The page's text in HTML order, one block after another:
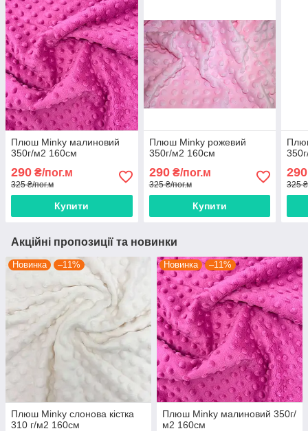
Плюш Minky малиновий
350г/м2 160см
290 ₴/пог.м
325 ₴/пог.м
Купити
Плюш Minky рожевий
350г/м2 160см
290₴/пог.м
325 ₴/пог.м
Купити
290
325
Акційні пропозиції та новинки
Новинка –11%
Плюш Minky слонова кістка
310 г/м2 160см
Новинка –11%
Плюш Minky малиновий 350г/
м2 160см